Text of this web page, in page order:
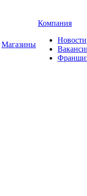
Магазины
Компания
Новости